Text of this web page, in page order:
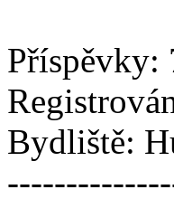
Příspěvky:
Bydliště: